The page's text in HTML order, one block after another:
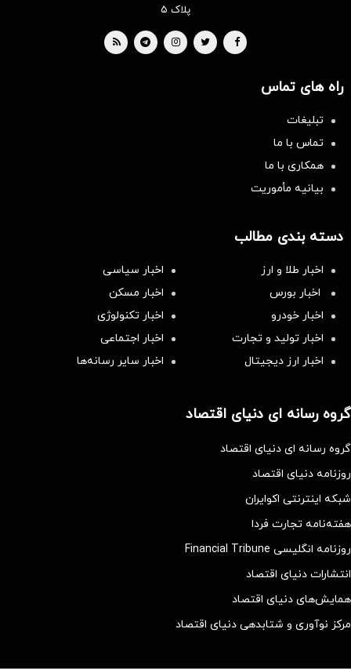
پلاک ۵
راه های تماس
تبلیغات
تماس با ما
همکاری با ما
بیانیه مأموریت
دسته بندی مطالب
اخبار طلا و ارز
اخبار سیاسی
اخبار بورس
اخبار مسکن
اخبار خودرو
اخبار تکنولوژی
اخبار تولید و تجارت
اخبار اجتماعی
اخبار ارز دیجیتال
اخبار سایر رسانه‌‌ها
گروه رسانه ای دنیای اقتصاد
گروه رسانه ای دنیای اقتصاد
روزنامه دنیای اقتصاد
شبکه اینترنتی اکوایران
هفته‌نامه تجارت فردا
روزنامه انگلیسی Financial Tribune
انتشارات دنیای اقتصاد
همایش‌های دنیای اقتصاد
مرکز نوآوری و شتابدهی دنیای اقتصاد